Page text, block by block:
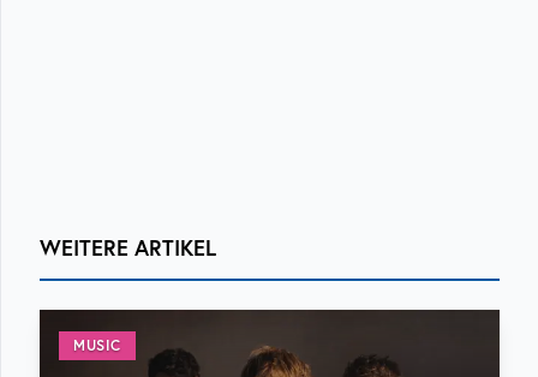
WEITERE ARTIKEL
MUSIC